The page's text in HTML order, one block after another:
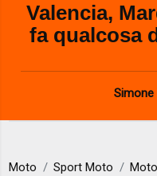
Valencia,
fa qualcosa
Simone
Moto Sport Moto